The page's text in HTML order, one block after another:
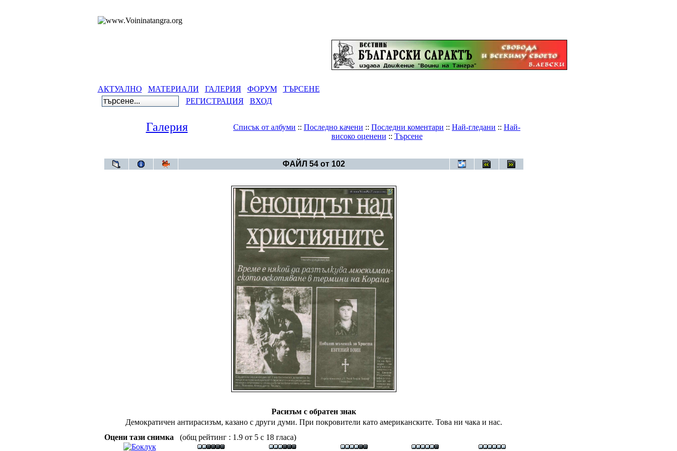
АКТУАЛНО МАТЕРИАЛИ ГАЛЕРИЯ ФОРУМ
ТЪРСЕНЕ
РЕГИСТРАЦИЯ
ВХОД
Галерия Списък от албуми :: Последно качени :: Последни коментари :: Най-гледани :: Най-
високо оценени :: Търсене
ФАЙЛ 54 от 102
Расизъм с обратен знак
Демократичен антирасизъм, казано с други думи. При покровители като американските. Това ни чака и нас.
Оцени тази снимка
(общ рейтинг : 1.9 от 5 с 18 гласа)